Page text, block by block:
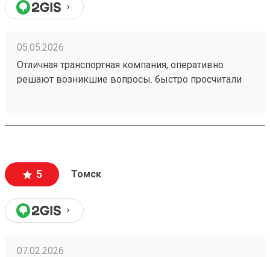
05.05.2026
Отличная транспортная компания, оперативно
решают возникшие вопросы. быстро просчитали
дешевле.
5 Томск
07.02.2026